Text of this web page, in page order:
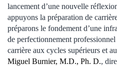
lancement d’une nouvelle
appuyons la préparation de
préparons le fondement d’une
de perfectionnement
carrière aux cycles supérieurs et
Miguel Burnier, M.D., Ph. D.,